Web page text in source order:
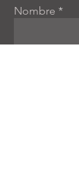
Nombre